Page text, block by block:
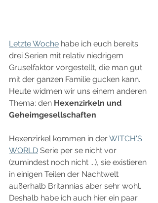
Letzte Woche habe ich euch bereits
drei Serien mit relativ niedrigem
Gruselfaktor vorgestellt, die man gut
mit der ganzen Familie gucken kann.
Heute widmen wir uns einem anderen
Thema: den Hexenzirkeln und
Geheimgesellschaften.
Hexenzirkel kommen in der WITCH'S
WORLD Serie per se nicht vor
(zumindest noch nicht ...), sie existieren
in einigen Teilen der Nachtwelt
außerhalb Britannias aber sehr wohl.
Deshalb habe ich auch hier ein paar